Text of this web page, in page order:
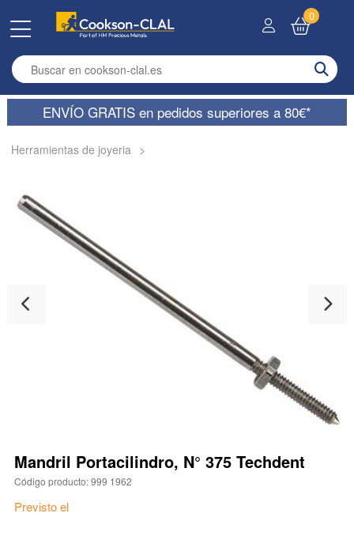
Enter search term
0
ENVÍO GRATIS en pedidos superiores a 80€*
Herramientas de joyeria >
Mandril Portacilindro, N° 375 Techdent
Código producto: 999 1962
Previsto el